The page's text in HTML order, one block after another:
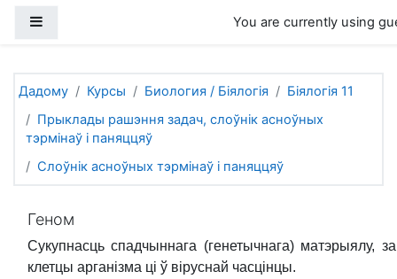
You are currently using
Дадому Курсы Биология / Біялогія
Біялогія 11
Прыклады рашэння задач, слоўнік асноўных
тэрмінаў і паняццяў
Слоўнік асноўных тэрмінаў і паняццяў
Геном
Сукупнасць спадчыннага (генетычнага) матэрыялу,
клетцы арганізма ці ў віруснай часцінцы.